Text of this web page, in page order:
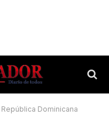
Dominicana